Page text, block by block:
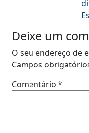
Deixe um
O seu endereço de
Campos
Comentário *